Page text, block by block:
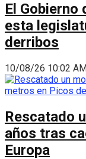
El Gobierno
esta
derribos
10/08/26 10:02
Rescatado
años tras
Europa